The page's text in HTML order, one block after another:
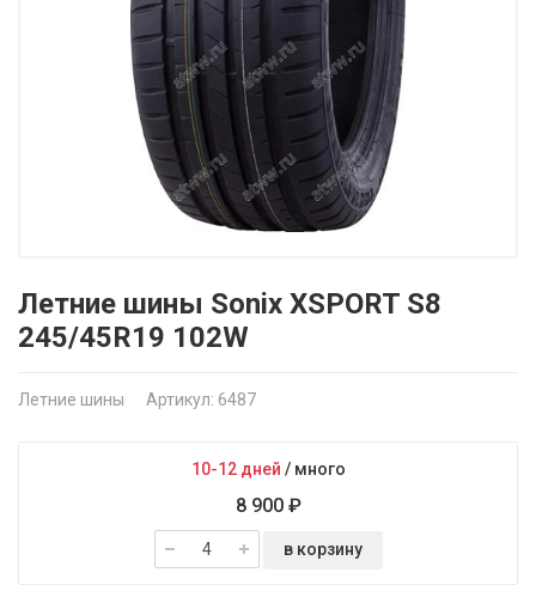
Летние шины Sonix XSPORT S8
245/45R19 102W
Летние шины Артикул: 6487
10-12 дней / много
8 900 ₽
в корзину